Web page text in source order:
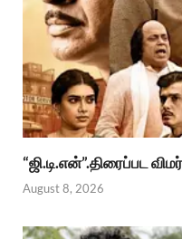
“ஜி.டி.என்”.திரைப்பட
August 8, 2026